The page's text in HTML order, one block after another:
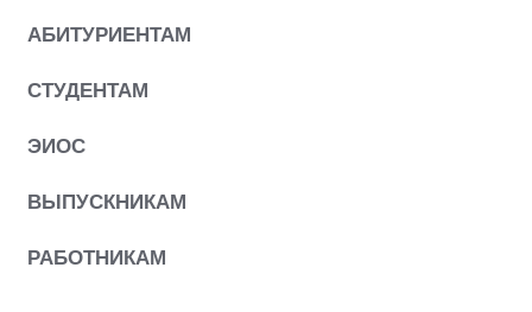
АБИТУРИЕНТАМ
СТУДЕНТАМ
ЭИОС
ВЫПУСКНИКАМ
РАБОТНИКАМ